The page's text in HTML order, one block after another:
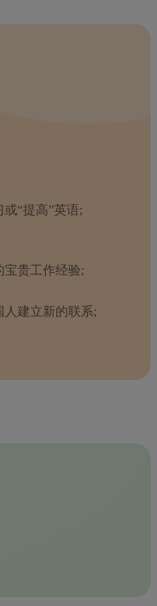
“提高”英语;
宝贵工作经验;
建立新的联系;